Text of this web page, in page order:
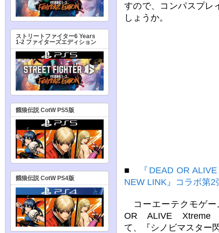
すので、コンパスプレ
しょうか。
■
『DEAD OR
NEW LINK』コラボ第2
コーエーテクモゲ
OR ALIVE Xtreme
て、『シノビマスタ
ストリートファイター6 Years
1-2 ファイターズエディション
餓狼伝説 CotW PS5版
餓狼伝説 CotW PS4版